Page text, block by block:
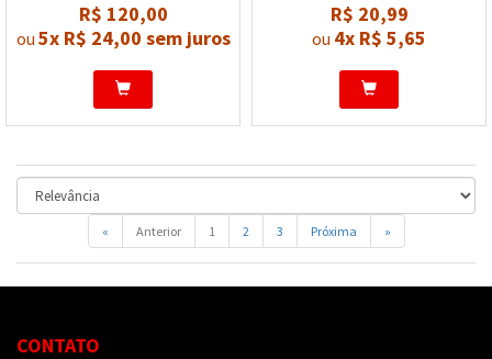
R$ 120,00
ou 5x R$ 24,00 sem juros
R$ 20,99
ou 4x R$ 5,65
« Anterior 1 2 3 Próxima »
CONTATO